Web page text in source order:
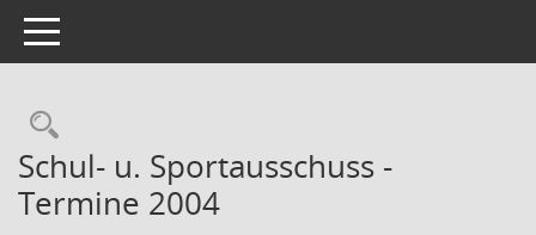
Toggle navigation
Rechercheauswahl
Schul- u. Sportausschuss -
Termine 2004